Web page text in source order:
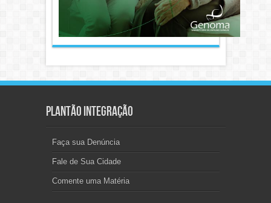
Plantão Integração
Faça sua Denúncia
Fale de Sua Cidade
Comente uma Matéria